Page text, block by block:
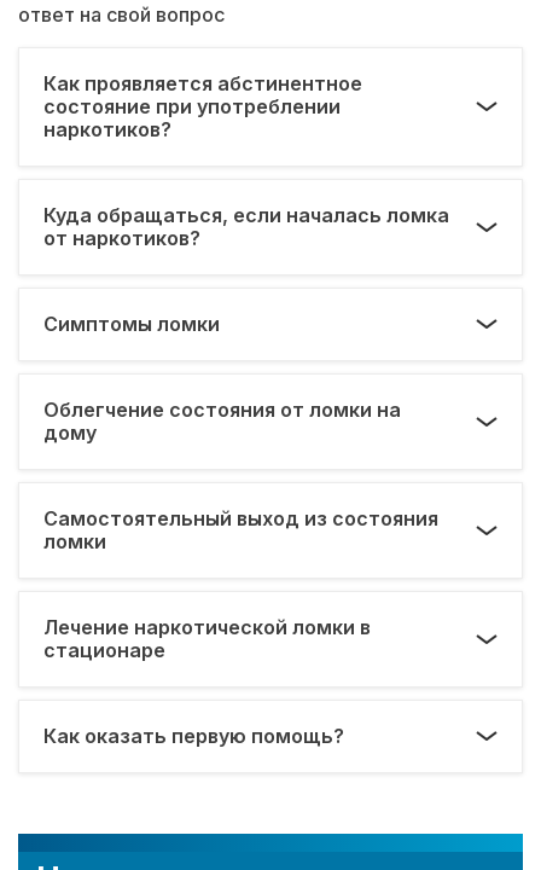
ответ на свой вопрос
Как проявляется абстинентное
состояние при употреблении
наркотиков?
Куда обращаться, если началась ломка
от наркотиков?
Симптомы ломки
Облегчение состояния от ломки на
дому
Самостоятельный выход из состояния
ломки
Лечение наркотической ломки в
стационаре
Как оказать первую помощь?